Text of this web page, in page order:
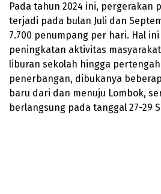
Pada tahun 2024 ini, pergerakan
terjadi pada bulan Juli dan
7.700 penumpang per hari. Hal
peningkatan aktivitas
liburan sekolah hingga
penerbangan, dibukanya
baru dari dan menuju Lombok,
berlangsung pada tanggal 27-29